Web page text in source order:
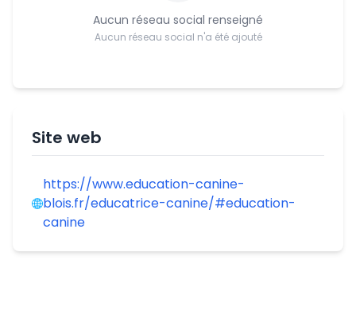
Aucun réseau social renseigné
Aucun réseau social n'a été ajouté
Site web
https://www.education-canine-
blois.fr/educatrice-canine/#education-
canine